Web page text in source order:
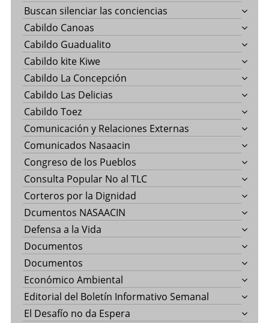
Buscan silenciar las conciencias
Cabildo Canoas
Cabildo Guadualito
Cabildo kite Kiwe
Cabildo La Concepción
Cabildo Las Delicias
Cabildo Toez
Comunicación y Relaciones Externas
Comunicados Nasaacin
Congreso de los Pueblos
Consulta Popular No al TLC
Corteros por la Dignidad
Dcumentos NASAACIN
Defensa a la Vida
Documentos
Documentos
Económico Ambiental
Editorial del Boletín Informativo Semanal
El Desafío no da Espera